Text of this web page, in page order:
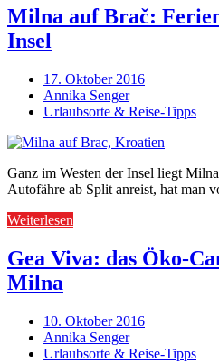
Milna auf Brač:
Insel
17. Oktober 2016
Annika Senger
Urlaubsorte & Reise-Tipps
Ganz im Westen der Insel liegt
Autofähre ab Split anreist, hat man
Weiterlesen
Gea Viva: das Öko-
Milna
10. Oktober 2016
Annika Senger
Urlaubsorte & Reise-Tipps